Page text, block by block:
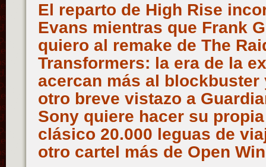
El reparto de High Rise
Evans mientras que Frank
quiero al remake de The
Transformers: la era de la
acercan más al blockbuster
otro breve vistazo a
Sony quiere hacer su
clásico 20.000 leguas de
otro cartel más de Open